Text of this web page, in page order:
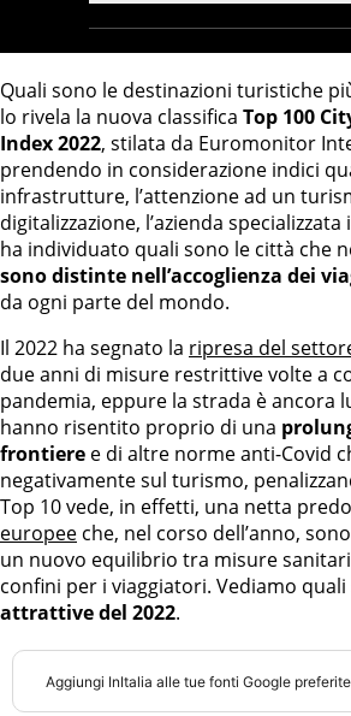
Quali sono le destinazioni turistiche
lo rivela la nuova classifica Top 100
Index 2022, stilata da Euromonitor
prendendo in considerazione indici
infrastrutture, l’attenzione ad un
digitalizzazione, l’azienda
ha individuato quali sono le città che
sono distinte nell’accoglienza dei
da ogni parte del mondo.
Il 2022 ha segnato la ripresa del
due anni di misure restrittive volte a
pandemia, eppure la strada è ancora
hanno risentito proprio di una
frontiere e di altre norme anti-Covid
negativamente sul turismo,
Top 10 vede, in effetti, una netta
europee che, nel corso dell’anno,
un nuovo equilibrio tra misure
confini per i viaggiatori. Vediamo
attrattive del 2022.
Aggiungi InItalia alle tue fonti Google preferite